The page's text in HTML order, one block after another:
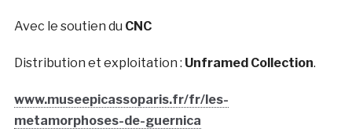
Avec le soutien du CNC
Distribution et exploitation : Unframed Collection.
www.museepicassoparis.fr/fr/les-
metamorphoses-de-guernica